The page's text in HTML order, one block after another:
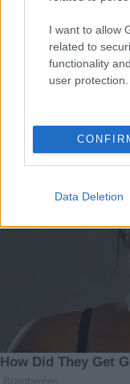
I want to allow
related to
functionality
user protection.
Data Deletion